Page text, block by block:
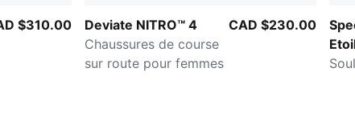
$310.00
Deviate NITRO™ 4
Chaussures de course
sur route pour femmes
CAD $230.00